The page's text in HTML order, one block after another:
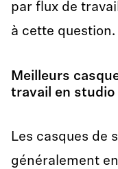
par flux de
à cette question.
Meilleurs
travail en studio
Les casques de
généralement